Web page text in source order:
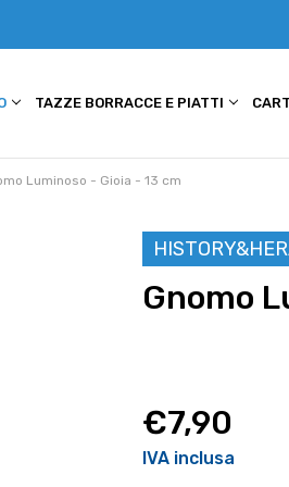
TAZZE BORRACCE E PIATTI
Luminoso - Gioia - 13 cm
Gnomo
€7,90
IVA inclusa